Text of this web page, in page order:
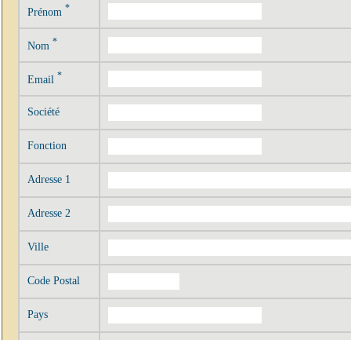
Prénom *
Nom *
Email *
Société
Fonction
Adresse 1
Adresse 2
Ville
Code Postal
Pays